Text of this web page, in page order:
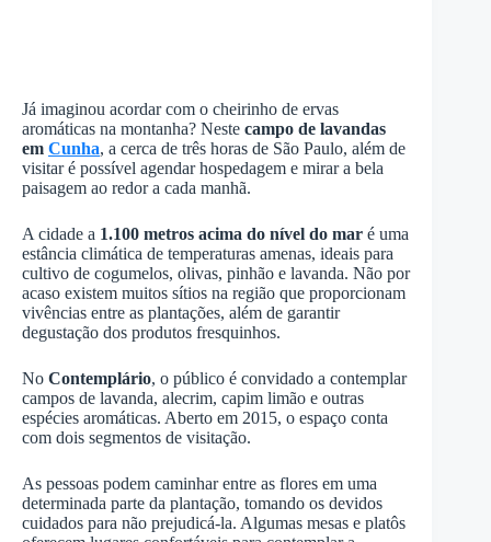
Já imaginou acordar com o cheirinho de ervas
aromáticas na montanha? Neste campo de lavandas
em Cunha, a cerca de três horas de São Paulo, além de
visitar é possível agendar hospedagem e mirar a bela
paisagem ao redor a cada manhã.
A cidade a 1.100 metros acima do nível do mar é uma
estância climática de temperaturas amenas, ideais para
cultivo de cogumelos, olivas, pinhão e lavanda. Não por
acaso existem muitos sítios na região que proporcionam
vivências entre as plantações, além de garantir
degustação dos produtos fresquinhos.
No Contemplário, o público é convidado a contemplar
campos de lavanda, alecrim, capim limão e outras
espécies aromáticas. Aberto em 2015, o espaço conta
com dois segmentos de visitação.
As pessoas podem caminhar entre as flores em uma
determinada parte da plantação, tomando os devidos
cuidados para não prejudicá-la. Algumas mesas e platôs